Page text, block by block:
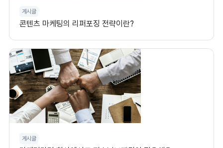
게시글
콘텐츠 마케팅의 리퍼포징 전략이란?
게시글